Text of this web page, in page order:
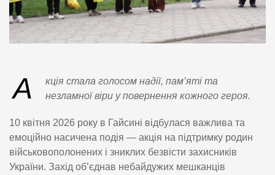
А
кція стала голосом надії, пам’яті та
незламної віри у повернення кожного героя.
10 квітня 2026 року в Гайсині відбулася важлива та
емоційно насичена подія — акція на підтримку родин
військовополонених і зниклих безвісти захисників
України. Захід об’єднав небайдужих мешканців